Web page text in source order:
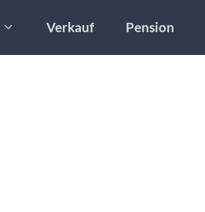
Verkauf Pension